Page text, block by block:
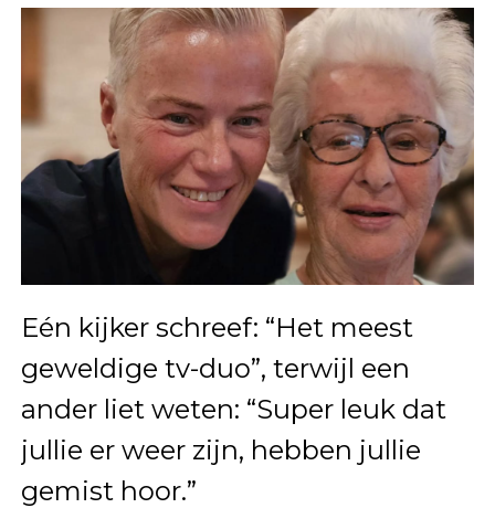
Eén kijker schreef: “Het meest
geweldige tv-duo”, terwijl een
ander liet weten: “Super leuk dat
jullie er weer zijn, hebben jullie
gemist hoor.”